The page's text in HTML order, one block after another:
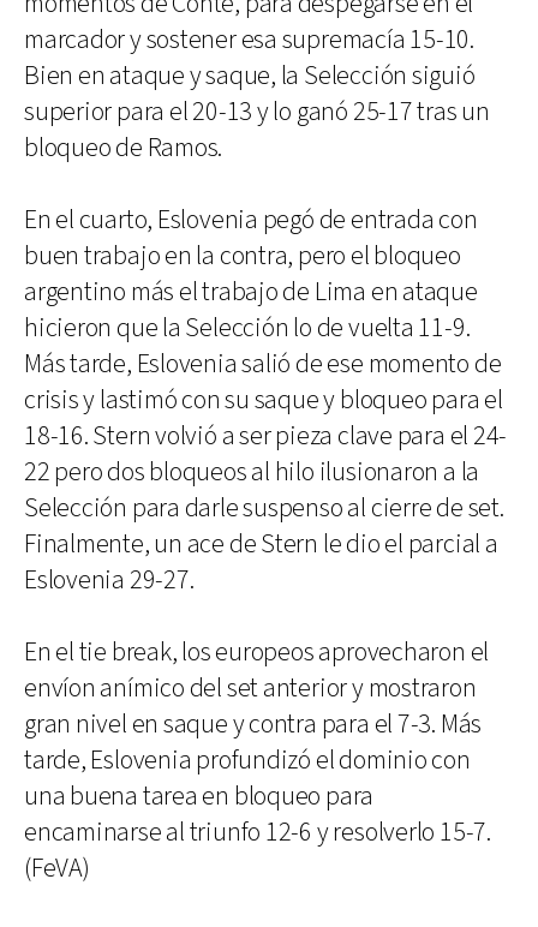
marcador y sostener esa supremacía 15-10.
Bien en ataque y saque, la Selección siguió
superior para el 20-13 y lo ganó 25-17 tras un
bloqueo de Ramos.
En el cuarto, Eslovenia pegó de entrada con
buen trabajo en la contra, pero el bloqueo
argentino más el trabajo de Lima en ataque
hicieron que la Selección lo de vuelta 11-9.
Más tarde, Eslovenia salió de ese momento de
crisis y lastimó con su saque y bloqueo para el
18-16. Stern volvió a ser pieza clave para el 24-
22 pero dos bloqueos al hilo ilusionaron a la
Selección para darle suspenso al cierre de set.
Finalmente, un ace de Stern le dio el parcial a
Eslovenia 29-27.
En el tie break, los europeos aprovecharon el
envíon anímico del set anterior y mostraron
gran nivel en saque y contra para el 7-3. Más
tarde, Eslovenia profundizó el dominio con
una buena tarea en bloqueo para
encaminarse al triunfo 12-6 y resolverlo 15-7.
(FeVA)